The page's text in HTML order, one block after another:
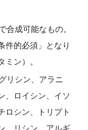
合成可能なもの。
件的必須」となり
ミン）。
グリシン、アラニ
、ロイシン、イソ
ロシン、トリプト
、リシン、アルギ